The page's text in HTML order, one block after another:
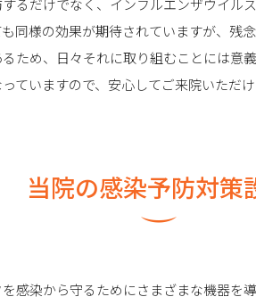
同様の効果が期待されていますが、残
ため、日々それに取り組むことには意義
ていますので、安心してご来院いただけ
当院の感染予防対策
感染から守るためにさまざまな機器を